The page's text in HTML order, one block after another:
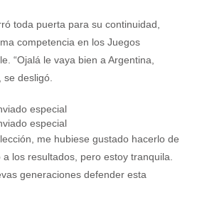
toda puerta para su continuidad,
competencia en los Juegos
“Ojalá le vaya bien a Argentina,
desligó.
especial
me hubiese gustado hacerlo de
los resultados, pero estoy tranquila.
generaciones defender esta